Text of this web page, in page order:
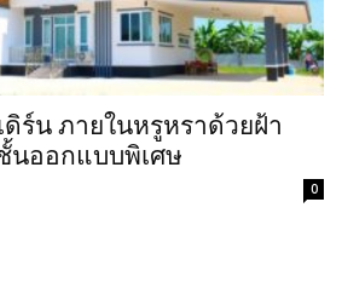
ร์น ภายในหรูหราด้วยฝ้า
นออกแบบพิเศษ
0